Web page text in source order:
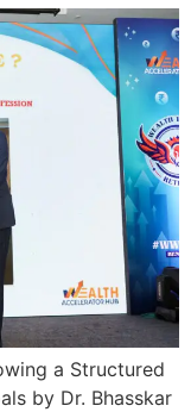
a Structured
by Dr. Bhasskar